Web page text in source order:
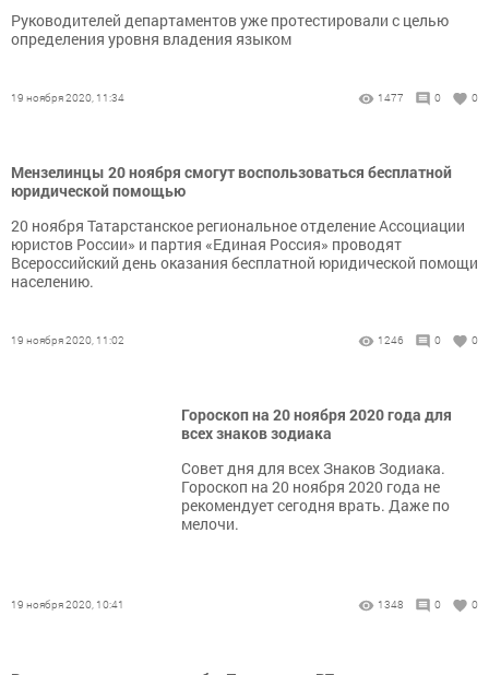
Руководителей департаментов уже протестировали с целью
определения уровня владения языком
19 ноября 2020, 11:34 1477 0 0
Мензелинцы 20 ноября смогут воспользоваться бесплатной
юридической помощью
20 ноября Татарстанское региональное отделение Ассоциации
юристов России» и партия «Единая Россия» проводят
Всероссийский день оказания бесплатной юридической помощи
населению.
19 ноября 2020, 11:02 1246 0 0
Гороскоп на 20 ноября 2020 года для
всех знаков зодиака
Совет дня для всех Знаков Зодиака.
Гороскоп на 20 ноября 2020 года не
рекомендует сегодня врать. Даже по
мелочи.
19 ноября 2020, 10:41 1348 0 0